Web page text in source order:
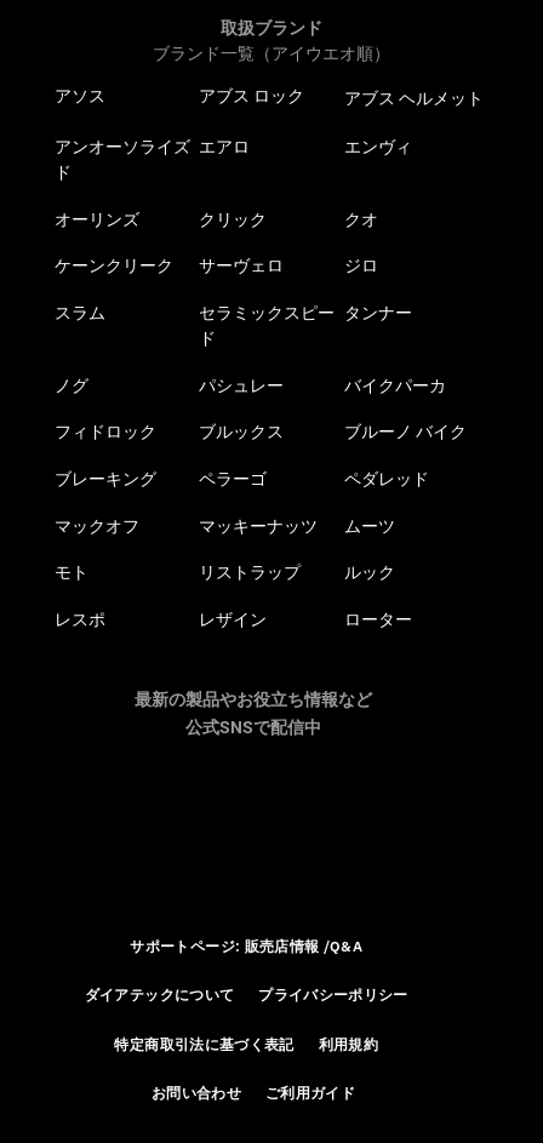
取扱ブランド
ブランド一覧（アイウエオ順）
アソス アブス ロック アブス ヘルメット
アンオーソライズ
ド
エアロ エンヴィ
オーリンズ クリック クオ
ケーンクリーク サーヴェロ ジロ
スラム
セラミックスピー
ド
タンナー
ノグ パシュレー バイクパーカ
フィドロック ブルックス ブルーノ バイク
ブレーキング ペラーゴ ペダレッド
マックオフ マッキーナッツ ムーツ
モト リストラップ ルック
レスポ レザイン ローター
最新の製品やお役立ち情報など
公式SNSで配信中
サポートページ: 販売店情報 /Q&A
ダイアテックについて プライバシーポリシー
特定商取引法に基づく表記 利用規約
お問い合わせ ご利用ガイド